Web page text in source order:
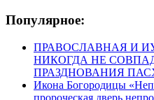
Популярное:
ПРАВОСЛАВНАЯ И
НИКОГДА НЕ
ПРАЗДНОВАНИЯ
Икона Богородицы
пророческая дверь